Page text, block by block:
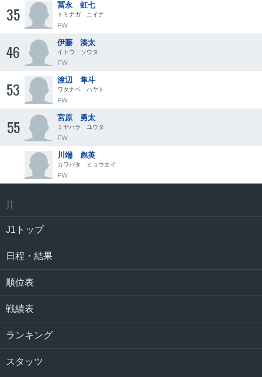
35 冨永 虹七
トミナガ ニイナ
FW
46 伊藤 湊太
イトウ ソウタ
FW
53 渡辺 隼斗
ワタナベ ハヤト
FW
55 宮原 勇太
ミヤハラ ユウタ
FW
川端 彪英
カワバタ ヒョウエイ
FW
J1
J1トップ
日程・結果
順位表
戦績表
ランキング
スタッツ